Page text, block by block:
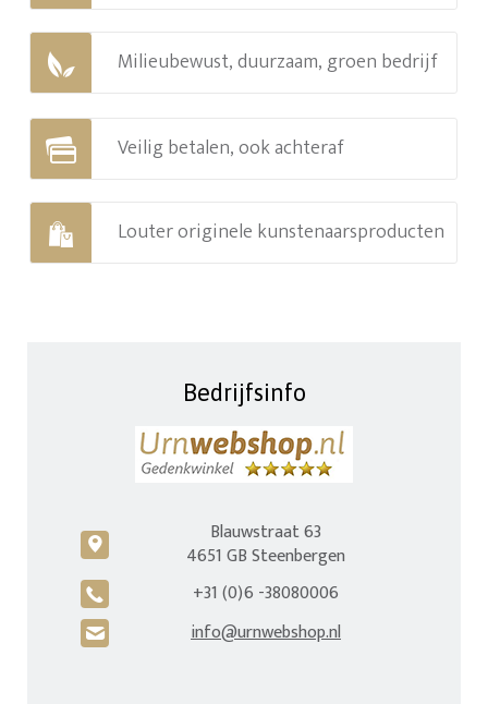
Milieubewust, duurzaam, groen bedrijf
Veilig betalen, ook achteraf
Louter originele kunstenaarsproducten
Bedrijfsinfo
c
Blauwstraat 63
4651 GB Steenbergen
A +31 (0)6 -38080006
H info@urnwebshop.nl